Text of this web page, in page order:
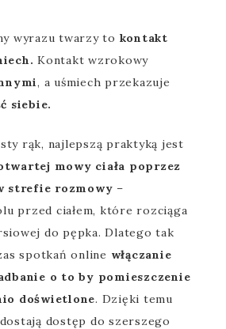
wyrazu twarzy to kontakt
Kontakt wzrokowy
, a uśmiech przekazuje
siebie.
rąk, najlepszą praktyką jest
mowy ciała poprzez
strefie rozmowy –
przed ciałem, które rozciąga
do pępka. Dlatego tak
spotkań online włączanie
o to by pomieszczenie
doświetlone. Dzięki temu
dostęp do szerszego